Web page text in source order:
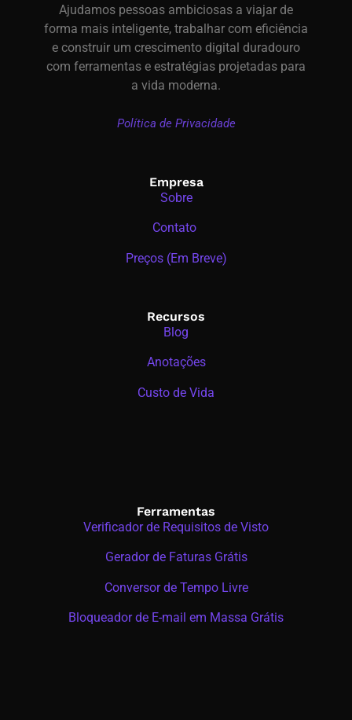
Ajudamos pessoas ambiciosas a viajar de
forma mais inteligente, trabalhar com eficiência
e construir um crescimento digital duradouro
com ferramentas e estratégias projetadas para
a vida moderna.
Política de Privacidade
Empresa
Sobre
Contato
Preços (Em Breve)
Recursos
Blog
Anotações
Custo de Vida
Ferramentas
Verificador de Requisitos de Visto
Gerador de Faturas Grátis
Conversor de Tempo Livre
Bloqueador de E-mail em Massa Grátis